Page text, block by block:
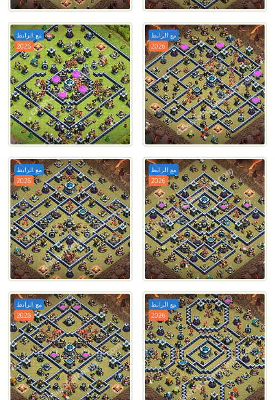
مع الرابط
2026
مع الرابط
2026
مع الرابط
2026
مع الرابط
2026
مع الرابط
2026
مع الرابط
2026